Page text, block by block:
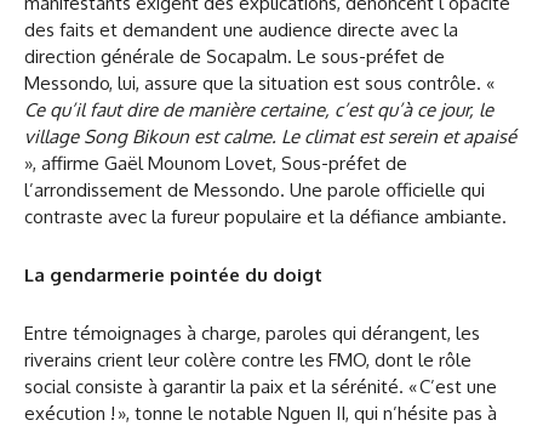
des faits et demandent une audience directe avec la
direction générale de Socapalm. Le sous-préfet de
Messondo, lui, assure que la situation est sous contrôle. «
Ce qu’il faut dire de manière certaine, c’est qu’à ce jour, le
village Song Bikoun est calme. Le climat est serein et apaisé
», affirme Gaël Mounom Lovet, Sous-préfet de
l’arrondissement de Messondo. Une parole officielle qui
contraste avec la fureur populaire et la défiance ambiante.
La gendarmerie pointée du doigt
Entre témoignages à charge, paroles qui dérangent, les
riverains crient leur colère contre les FMO, dont le rôle
social consiste à garantir la paix et la sérénité. « C’est une
exécution ! », tonne le notable Nguen II, qui n’hésite pas à